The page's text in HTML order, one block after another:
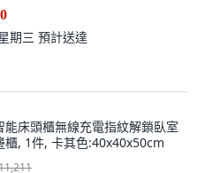
期三 預計送達
能床頭櫃無線充電指紋解鎖臥室
櫃, 1件, 卡其色:40x40x50cm